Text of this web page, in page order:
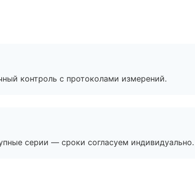
контроль с протоколами измерений.
серии — сроки согласуем индивидуально.